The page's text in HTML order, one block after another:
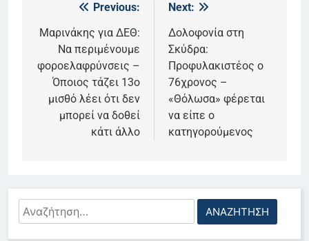
Πλοήγηση
άρθρων
Previous:
Μαρινάκης για ΔΕΘ:
Να περιμένουμε
φοροελαφρύνσεις –
Όποιος τάζει 13ο
μισθό λέει ότι δεν
μπορεί να δοθεί
κάτι άλλο
Next:
Δολοφονία στη
Σκύδρα:
Προφυλακιστέος ο
76χρονος –
«Θόλωσα» φέρεται
να είπε ο
κατηγορούμενος
Αναζήτηση
για: